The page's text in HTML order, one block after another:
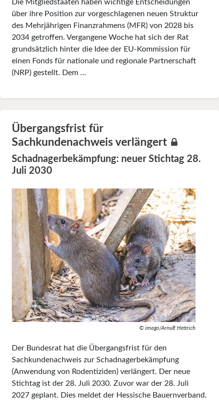
Die Mitgliedstaaten haben wichtige Entscheidungen
über ihre Position zur vorgeschlagenen neuen Struktur
des Mehrjährigen Finanzrahmens (MFR) von 2028 bis
2034 getroffen. Vergangene Woche hat sich der Rat
grundsätzlich hinter die Idee der EU-Kommission für
einen Fonds für nationale und regionale Partnerschaft
(NRP) gestellt. Dem …
Übergangsfrist für
Sachkundenachweis verlängert
Schadnagerbekämpfung: neuer Stichtag 28.
Juli 2030
© imago/Arnulf Hettrich
Der Bundesrat hat die Übergangsfrist für den
Sachkundenachweis zur Schadnagerbekämpfung
(Anwendung von Rodentiziden) verlängert. Der neue
Stichtag ist der 28. Juli 2030. Zuvor war der 28. Juli
2027 geplant. Dies meldet der Hessische Bauernverband.